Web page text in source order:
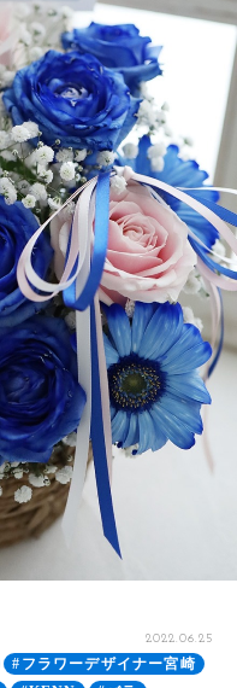
2022.06.25
#フラワーデザイナー宮崎